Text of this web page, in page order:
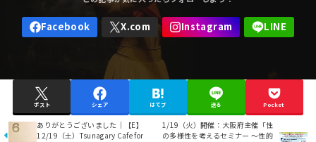
ポスト シェア はてブ 送る Pocket
ありがとうございました｜【E】
12/19（土）Tsunagary Cafe for
1/19（火）開催：大阪府主催「性
の多様性を考えるセミナー 〜性的